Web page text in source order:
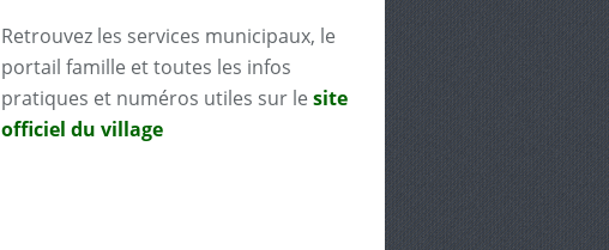
Retrouvez les services municipaux, le
portail famille et toutes les infos
pratiques et numéros utiles sur le site
officiel du village